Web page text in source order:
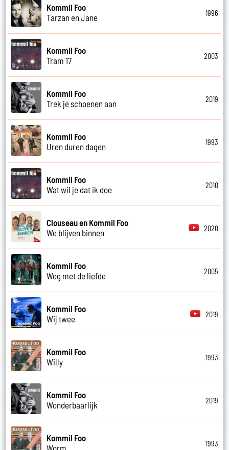
Kommil Foo
Tarzan en Jane
1996
Kommil Foo
Tram 17
2003
Kommil Foo
Trek je schoenen aan
2019
Kommil Foo
Uren duren dagen
1993
Kommil Foo
Wat wil je dat ik doe
2010
Clouseau en Kommil Foo
We blijven binnen
2020
Kommil Foo
Weg met de liefde
2005
Kommil Foo
Wij twee
2019
Kommil Foo
Willy
1993
Kommil Foo
Wonderbaarlijk
2019
Kommil Foo
Worm
1993